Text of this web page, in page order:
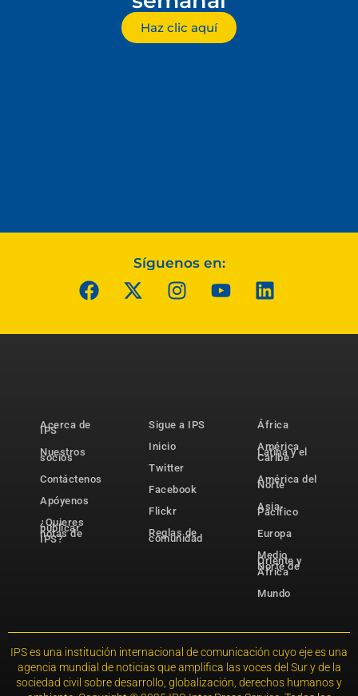
Haz clic aquí
Síguenos en:
Acerca de
IPS
Nuestros
socios
Contáctenos
Apóyenos
¿Quieres
publicar
notas de
IPS?
Sigue a IPS
Inicio
Twitter
Facebook
Flickr
Reglas de
comunidad
África
América
Latina y el
Caribe
América del
Norte
Asia-
Pacífico
Europa
Medio
Oriente y
Norte de
África
Mundo
IPS es una institución internacional de comunicación cuyo eje es una
agencia mundial de noticias que amplifica las voces del Sur y de la
sociedad civil sobre desarrollo, globalización, derechos humanos y